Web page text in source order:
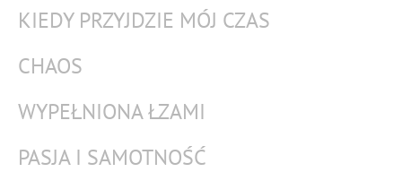
KIEDY PRZYJDZIE MÓJ CZAS
CHAOS
WYPEŁNIONA ŁZAMI
PASJA I SAMOTNOŚĆ